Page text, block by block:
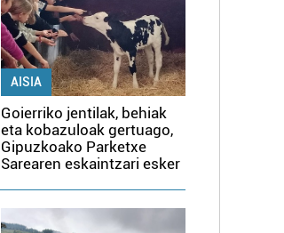
AISIA
Goierriko jentilak, behiak
eta kobazuloak gertuago,
Gipuzkoako Parketxe
Sarearen eskaintzari esker